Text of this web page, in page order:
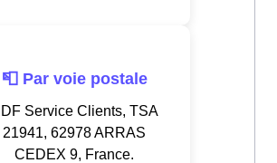
📮 Par voie postale
Service Clients, TSA
21941, 62978 ARRAS
CEDEX 9, France.